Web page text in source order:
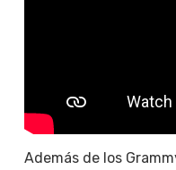
Además de los